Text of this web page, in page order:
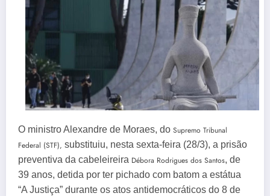
O ministro Alexandre de Moraes, do Supremo Tribunal
Federal (STF), substituiu, nesta sexta-feira (28/3), a prisão
preventiva da cabeleireira Débora Rodrigues dos Santos, de
39 anos, detida por ter pichado com batom a estátua
“A Justiça” durante os atos antidemocráticos do 8 de